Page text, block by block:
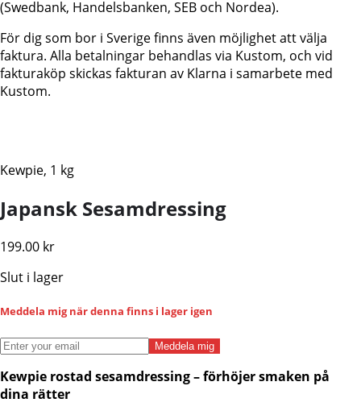
(Swedbank, Handelsbanken, SEB och Nordea).
För dig som bor i Sverige finns även möjlighet att välja
faktura. Alla betalningar behandlas via Kustom, och vid
fakturaköp skickas fakturan av Klarna i samarbete med
Kustom.
Kewpie, 1 kg
Japansk Sesamdressing
199.00 kr
Slut i lager
Meddela mig när denna finns i lager igen
Meddela mig
Kewpie rostad sesamdressing – förhöjer smaken på
dina rätter